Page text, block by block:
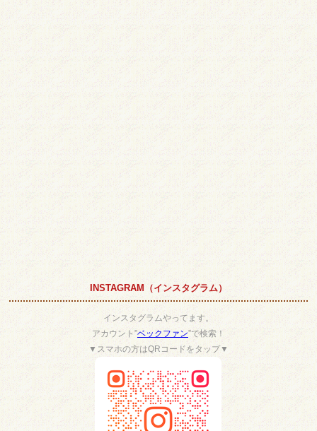
INSTAGRAM（インスタグラム）
インスタグラムやってます。
アカウント”ベックファン”で検索！
▼スマホの方はQRコードをタップ▼